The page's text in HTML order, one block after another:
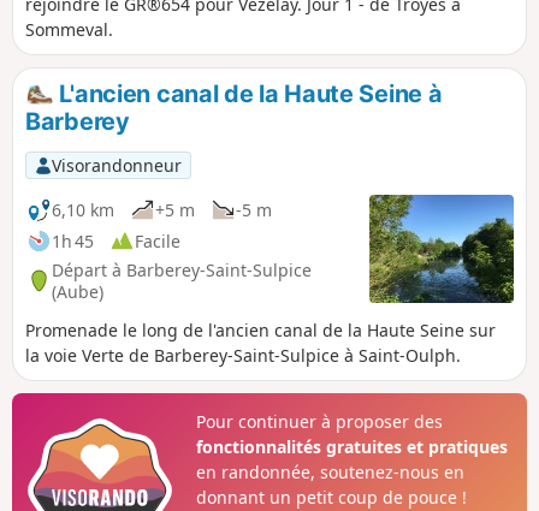
Sommeval.
L'ancien canal de la Haute Seine à
Barberey
Visorandonneur
6,10 km
+5 m
-5 m
1h 45
Facile
Départ à Barberey-Saint-Sulpice
(Aube)
Promenade le long de l'ancien canal de la Haute Seine sur
la voie Verte de Barberey-Saint-Sulpice à Saint-Oulph.
Pour continuer à proposer des
fonctionnalités gratuites et pratiques
en randonnée, soutenez-nous en
donnant un petit coup de pouce !